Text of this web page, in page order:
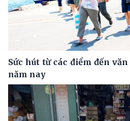
Sức hút từ các điểm đến
năm nay